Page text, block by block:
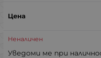
Неналичен
Уведоми ме при